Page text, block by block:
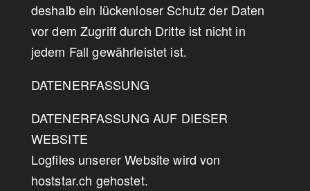
deshalb ein lückenloser Schutz der Daten
vor dem Zugriff durch Dritte ist nicht in
jedem Fall gewährleistet ist.
DATENERFASSUNG
DATENERFASSUNG AUF DIESER
WEBSITE
Logfiles unserer Website wird von
hoststar.ch gehostet.